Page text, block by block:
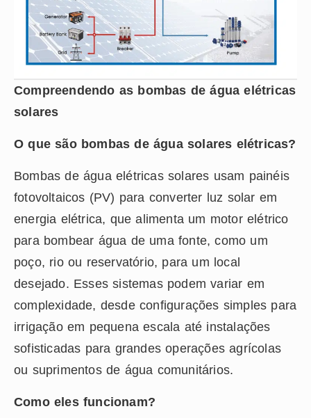
Compreendendo as bombas de água elétricas
solares
O que são bombas de água solares elétricas?
Bombas de água elétricas solares usam painéis
fotovoltaicos (PV) para converter luz solar em
energia elétrica, que alimenta um motor elétrico
para bombear água de uma fonte, como um
poço, rio ou reservatório, para um local
desejado. Esses sistemas podem variar em
complexidade, desde configurações simples para
irrigação em pequena escala até instalações
sofisticadas para grandes operações agrícolas
ou suprimentos de água comunitários.
Como eles funcionam?